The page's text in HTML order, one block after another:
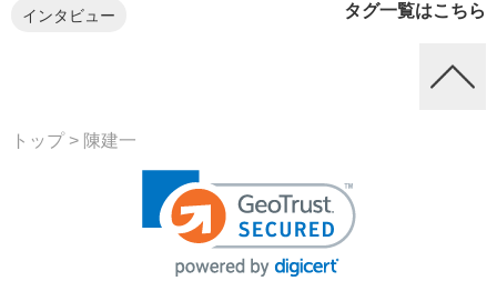
インタビュー タグ一覧はこちら
トップ> 陳建一